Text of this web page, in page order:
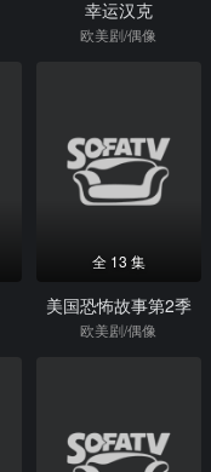
幸运汉克
欧美剧/偶像
全 13 集
美国恐怖故事第2季
欧美剧/偶像